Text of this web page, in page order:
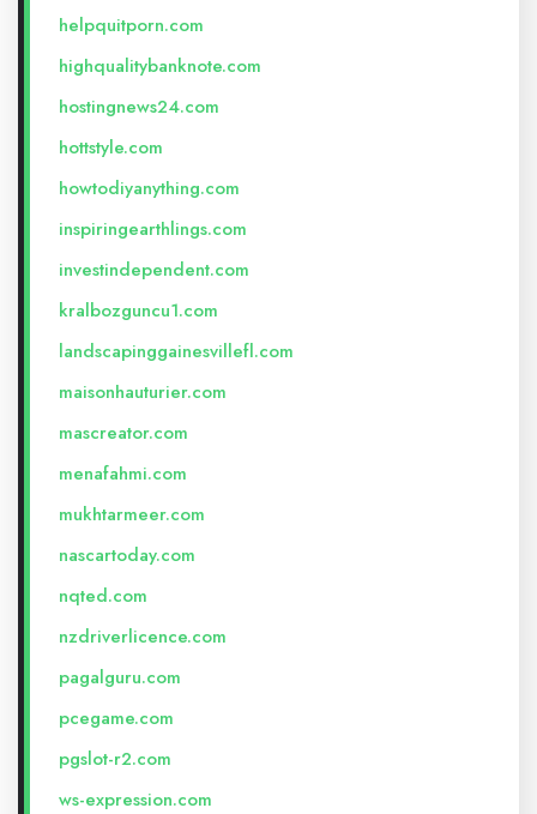
helpquitporn.com
highqualitybanknote.com
hostingnews24.com
hottstyle.com
howtodiyanything.com
inspiringearthlings.com
investindependent.com
kralbozguncu1.com
landscapinggainesvillefl.com
maisonhauturier.com
mascreator.com
menafahmi.com
mukhtarmeer.com
nascartoday.com
nqted.com
nzdriverlicence.com
pagalguru.com
pcegame.com
pgslot-r2.com
ws-expression.com